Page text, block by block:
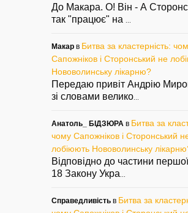
До Макара. О! Він - А
так "працює" на
Макар в Битва за кластерність:
Сапожніков і Сторонський не
Нововолинську лікарню?
Передаю привіт Андрію
зі словами велико
Анатоль_ БІДЗЮРА в Битва за
чому Сапожніков і Сторонський
лобіюють Нововолинську
Відповідно до частини першої
18 Закону Укра
Справедливість в Битва за